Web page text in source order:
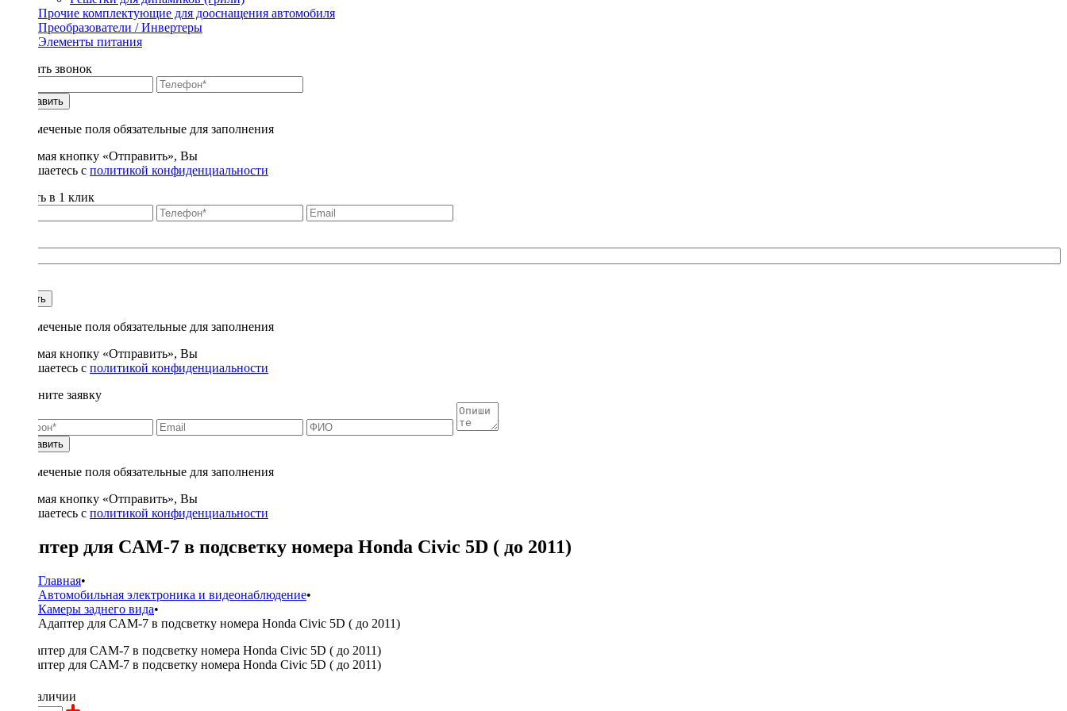
Прочие комплектующие для дооснащения автомобиля
Преобразователи / Инвертеры
Элементы питания
Заказать звонок
Отправить
* - отмеченые поля обязательные для заполнения
Нажимая кнопку «Отправить», Вы
соглашаетесь с политикой конфиденциальности
Купить в 1 клик
Купить
* - отмеченые поля обязательные для заполнения
Нажимая кнопку «Отправить», Вы
соглашаетесь с политикой конфиденциальности
Заполните заявку
Отправить
* - отмеченые поля обязательные для заполнения
Нажимая кнопку «Отправить», Вы
соглашаетесь с политикой конфиденциальности
Адаптер для CAM-7 в подсветку номера Honda Civic 5D ( до 2011)
Главная•
Автомобильная электроника и видеонаблюдение•
Камеры заднего вида•
Адаптер для CAM-7 в подсветку номера Honda Civic 5D ( до 2011)
в наличии